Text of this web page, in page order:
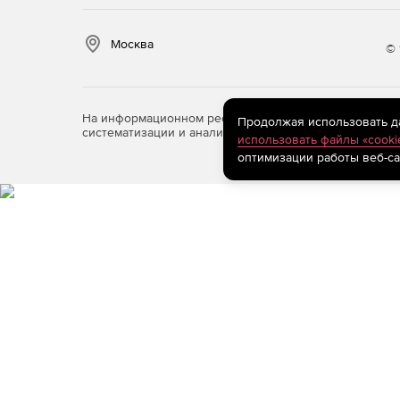
Москва ©
На информационном ресурсе store.softline.ru
систематизации и анализа сведений, относящихся
Продолжая использовать
использовать файлы
оптимизации работы веб-